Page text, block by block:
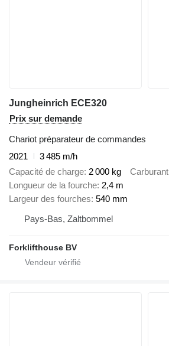
Jungheinrich ECE320
Prix sur demande
Chariot préparateur de commandes
2021
3 485 m/h
Capacité de charge 2 000 kg Carburant
Longueur de la fourche 2,4 m
Largeur des fourches 540 mm
Pays-Bas, Zaltbommel
Forklifthouse BV